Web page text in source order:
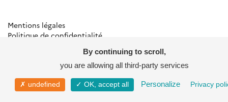
Mentions légales
Politique de confidentialité
By continuing to scroll,
you are allowing all third-party services
✗ undefined ✓ OK, accept all Personalize Privacy